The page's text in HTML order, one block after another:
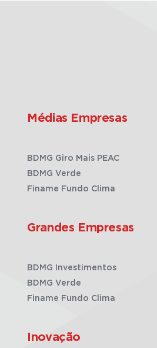
Médias Empresas
BDMG Giro Mais PEAC
BDMG Verde
Finame Fundo Clima
Grandes Empresas
BDMG Investimentos
BDMG Verde
Finame Fundo Clima
Inovação